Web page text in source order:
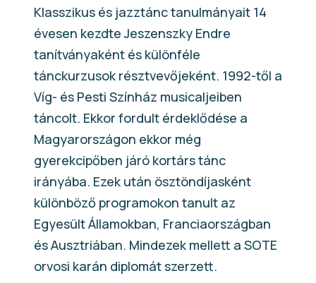
Klasszikus és jazztánc tanulmányait 14
évesen kezdte Jeszenszky Endre
tanítványaként és különféle
tánckurzusok résztvevőjeként. 1992-től a
Víg- és Pesti Színház musicaljeiben
táncolt. Ekkor fordult érdeklődése a
Magyarországon ekkor még
gyerekcipőben járó kortárs tánc
irányába. Ezek után ösztöndíjasként
különböző programokon tanult az
Egyesült Államokban, Franciaországban
és Ausztriában. Mindezek mellett a SOTE
orvosi karán diplomát szerzett.